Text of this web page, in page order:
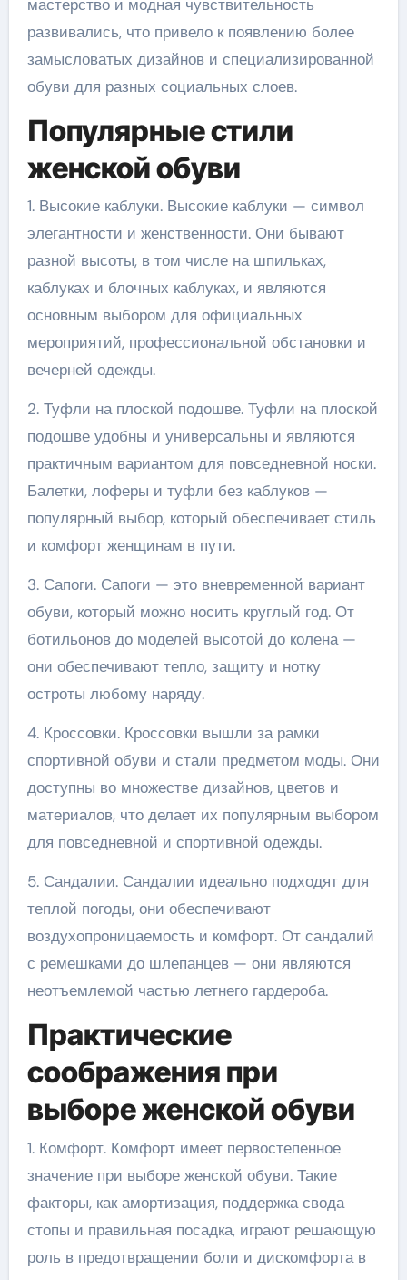
мастерство и модная чувствительность
развивались, что привело к появлению более
замысловатых дизайнов и специализированной
обуви для разных социальных слоев.
Популярные стили
женской обуви
1. Высокие каблуки. Высокие каблуки — символ
элегантности и женственности. Они бывают
разной высоты, в том числе на шпильках,
каблуках и блочных каблуках, и являются
основным выбором для официальных
мероприятий, профессиональной обстановки и
вечерней одежды.
2. Туфли на плоской подошве. Туфли на плоской
подошве удобны и универсальны и являются
практичным вариантом для повседневной носки.
Балетки, лоферы и туфли без каблуков —
популярный выбор, который обеспечивает стиль
и комфорт женщинам в пути.
3. Сапоги. Сапоги — это вневременной вариант
обуви, который можно носить круглый год. От
ботильонов до моделей высотой до колена —
они обеспечивают тепло, защиту и нотку
остроты любому наряду.
4. Кроссовки. Кроссовки вышли за рамки
спортивной обуви и стали предметом моды. Они
доступны во множестве дизайнов, цветов и
материалов, что делает их популярным выбором
для повседневной и спортивной одежды.
5. Сандалии. Сандалии идеально подходят для
теплой погоды, они обеспечивают
воздухопроницаемость и комфорт. От сандалий
с ремешками до шлепанцев — они являются
неотъемлемой частью летнего гардероба.
Практические
соображения при
выборе женской обуви
1. Комфорт. Комфорт имеет первостепенное
значение при выборе женской обуви. Такие
факторы, как амортизация, поддержка свода
стопы и правильная посадка, играют решающую
роль в предотвращении боли и дискомфорта в